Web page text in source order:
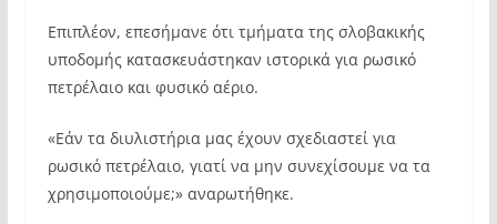
Επιπλέον, επεσήμανε ότι τμήματα της σλοβακικής
υποδομής κατασκευάστηκαν ιστορικά για ρωσικό
πετρέλαιο και φυσικό αέριο.
«Εάν τα διυλιστήρια μας έχουν σχεδιαστεί για
ρωσικό πετρέλαιο, γιατί να μην συνεχίσουμε να τα
χρησιμοποιούμε;» αναρωτήθηκε.